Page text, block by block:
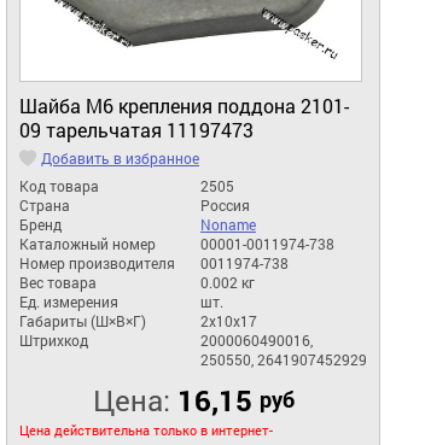
Шайба М6 крепления поддона 2101-
09 тарельчатая 11197473
Добавить в избранное
Код товара
2505
Страна
Россия
Бренд
Noname
Каталожный номер
00001-0011974-738
Номер производителя
0011974-738
Вес товара
0.002 кг
Ед. измерения
шт.
Габариты (Ш×В×Г)
2x10x17
Штрихкод
2000060490016,
250550, 2641907452929
Цена: 16,15 руб
Цена действительна только в интернет-